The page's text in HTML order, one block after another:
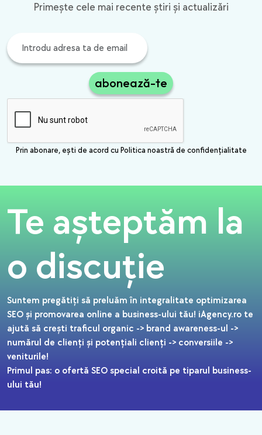
Primește cele mai recente știri și actualizări
abonează-te
Prin abonare, ești de acord cu Politica noastră de confidențialitate
Te așteptăm la
o discuție
Suntem pregătiți să preluăm în integralitate optimizarea
SEO și promovarea online a business-ului tău! iAgency.ro te
ajută să crești traficul organic -> brand awareness-ul ->
numărul de clienți și potențiali clienți -> conversiile ->
veniturile!
Primul pas: o ofertă SEO special croită pe tiparul business-
ului tău!